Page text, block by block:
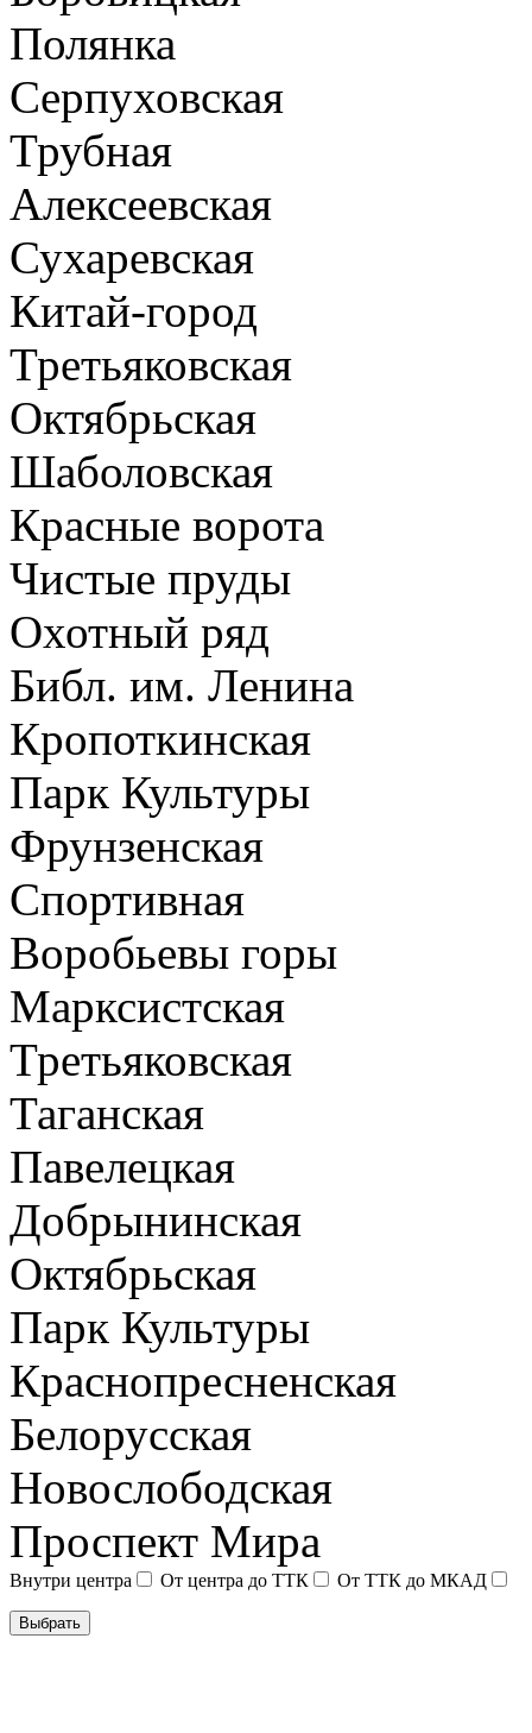
Полянка
Серпуховская
Трубная
Алексеевская
Сухаревская
Китай-город
Третьяковская
Октябрьская
Шаболовская
Красные ворота
Чистые пруды
Охотный ряд
Библ. им. Ленина
Кропоткинская
Парк Культуры
Фрунзенская
Спортивная
Воробьевы горы
Марксистская
Третьяковская
Таганская
Павелецкая
Добрынинская
Октябрьская
Парк Культуры
Краснопресненская
Белорусская
Новослободская
Проспект Мира
Внутри центра От центра до ТТК От ТТК до МКАД